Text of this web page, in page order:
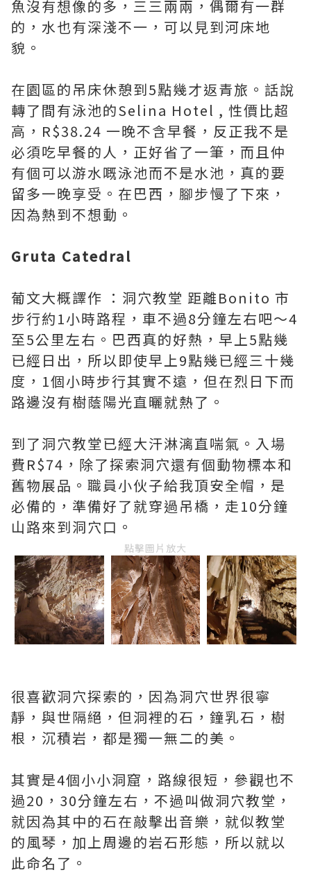
魚沒有想像的多，三三兩兩，偶爾有一群
的，水也有深淺不一，可以見到河床地
貌。
在園區的吊床休憩到5點幾才返青旅。話說
轉了間有泳池的Selina Hotel , 性價比超
高，R$38.24 一晚不含早餐，反正我不是
必須吃早餐的人，正好省了一筆，而且仲
有個可以游水嘅泳池而不是水池，真的要
留多一晚享受。在巴西，腳步慢了下來，
因為熱到不想動。
Gruta Catedral
葡文大概譯作 ：洞穴教堂 距離Bonito 市
步行約1小時路程，車不過8分鐘左右吧～4
至5公里左右。巴西真的好熱，早上5點幾
已經日出，所以即使早上9點幾已經三十幾
度，1個小時步行其實不遠，但在烈日下而
路邊沒有樹蔭陽光直曬就熱了。
到了洞穴教堂已經大汗淋漓直喘氣。入場
費R$74，除了探索洞穴還有個動物標本和
舊物展品。職員小伙子給我頂安全帽，是
必備的，準備好了就穿過吊橋，走10分鐘
山路來到洞穴口。
點擊圖片放大
很喜歡洞穴探索的，因為洞穴世界很寧
靜，與世隔絕，但洞裡的石，鐘乳石，樹
根，沉積岩，都是獨一無二的美。
其實是4個小小洞窟，路線很短，參觀也不
過20，30分鐘左右，不過叫做洞穴教堂，
就因為其中的石在敲擊出音樂，就似教堂
的風琴，加上周邊的岩石形態，所以就以
此命名了。